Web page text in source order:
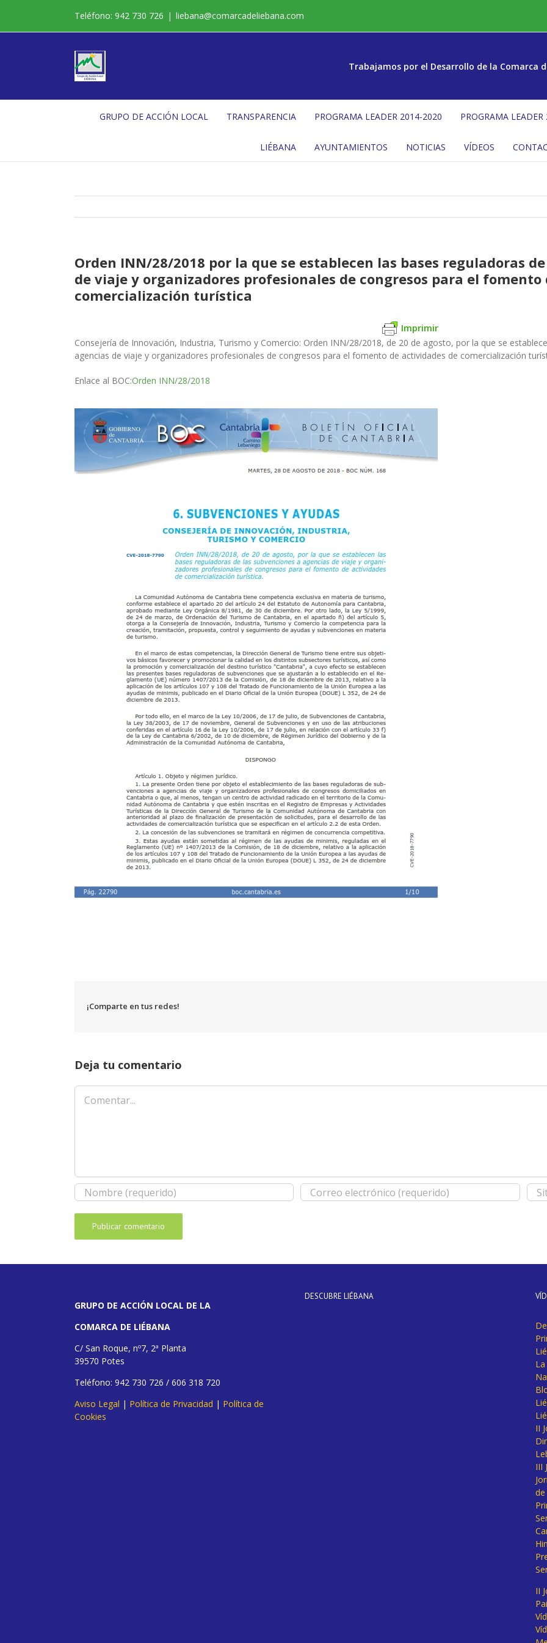
contenido
Teléfono: 942 730 726 | liebana@comarcadeliebana.com
Trabajamos por el Desarrollo de la Comarca
GRUPO DE ACCIÓN LOCAL TRANSPARENCIA PROGRAMA LEADER 2014-2020 PROGRAMA
LIÉBANA AYUNTAMIENTOS NOTICIAS VÍDEOS
Orden INN/28/2018 por la que se establecen las bases reguladoras
de viaje y organizadores profesionales de congresos para el
comercialización turística
Imprimir
Consejería de Innovación, Industria, Turismo y Comercio: Orden INN/28/2018, de 20 de agosto, por la que se
agencias de viaje y organizadores profesionales de congresos para el fomento de actividades de comercialización
Enlace al BOC:Orden INN/28/2018
¡Comparte en tus redes!
Deja tu comentario
Comentar
GRUPO DE ACCIÓN LOCAL DE LA
COMARCA DE LIÉBANA
C/ San Roque, nº7, 2ª Planta
39570 Potes
Teléfono: 942 730 726 / 606 318 720
Aviso Legal | Política de Privacidad | Política de
Cookies
DESCUBRE LIÉBANA
II
III
II